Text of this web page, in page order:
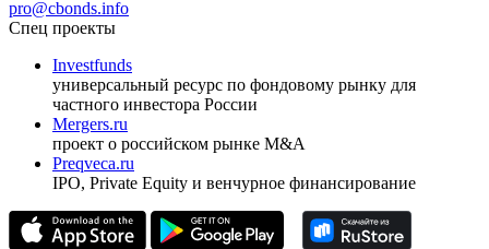
оформить подписку
pro@cbonds.info
Спец проекты
Investfunds
универсальный ресурс по фондовому рынку для
частного инвестора России
проект о российском рынке M&A
Preqveca.ru